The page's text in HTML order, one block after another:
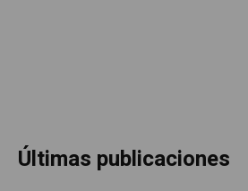
Últimas publicaciones